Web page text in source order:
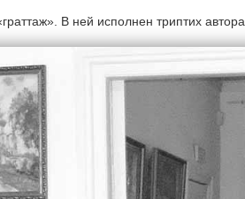
В ней исполнен триптих автора.